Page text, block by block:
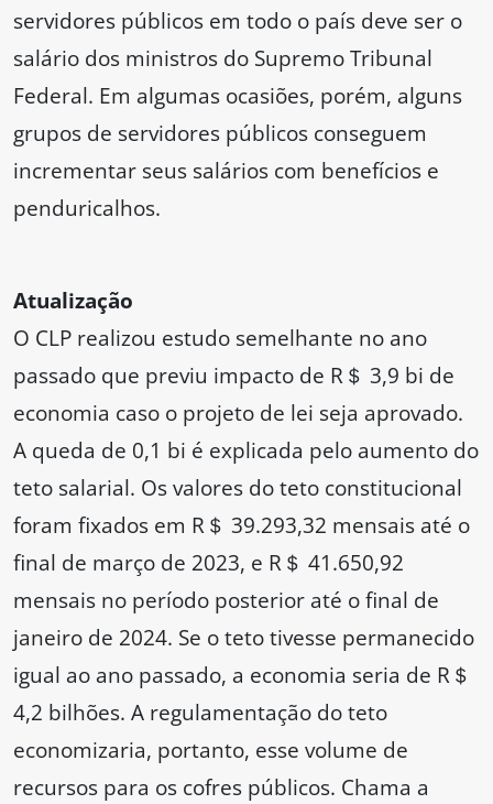
servidores públicos em todo o país deve ser o
salário dos ministros do Supremo Tribunal
Federal. Em algumas ocasiões, porém, alguns
grupos de servidores públicos conseguem
incrementar seus salários com benefícios e
penduricalhos.
Atualização
O CLP realizou estudo semelhante no ano
passado que previu impacto de R＄ 3,9 bi de
economia caso o projeto de lei seja aprovado.
A queda de 0,1 bi é explicada pelo aumento do
teto salarial. Os valores do teto constitucional
foram fixados em R＄ 39.293,32 mensais até o
final de março de 2023, e R＄ 41.650,92
mensais no período posterior até o final de
janeiro de 2024. Se o teto tivesse permanecido
igual ao ano passado, a economia seria de R＄
4,2 bilhões. A regulamentação do teto
economizaria, portanto, esse volume de
recursos para os cofres públicos. Chama a